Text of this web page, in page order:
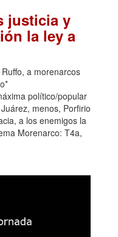
justicia y
la ley a
a morenarcos
político/popular
menos, Porfirio
a los enemigos la
Morenarco: T4a,